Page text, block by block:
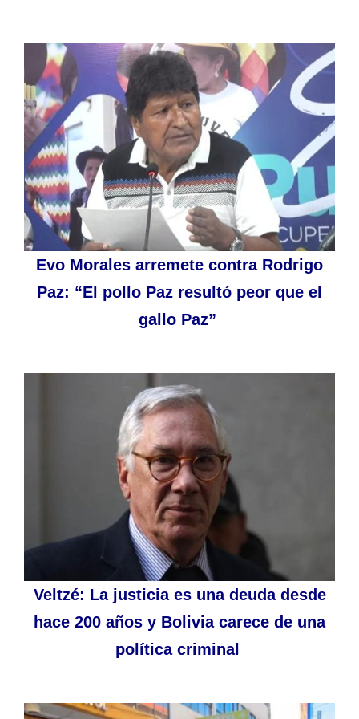
Evo Morales arremete contra Rodrigo
Paz: “El pollo Paz resultó peor que el
gallo Paz”
Veltzé: La justicia es una deuda desde
hace 200 años y Bolivia carece de una
política criminal